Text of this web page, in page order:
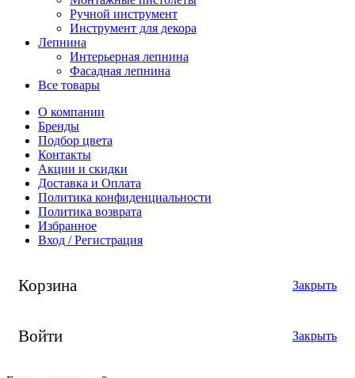
Ручной инструмент
Инструмент для декора
Лепнина
Интерьерная лепнина
Фасадная лепнина
Все товары
О компании
Бренды
Подбор цвета
Контакты
Акции и скидки
Доставка и Оплата
Политика конфиденциальности
Политика возврата
Избранное
Вход / Регистрация
Корзина Закрыть
Войти Закрыть